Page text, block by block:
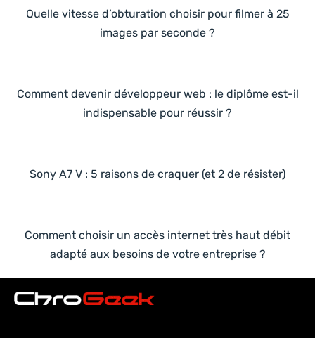
Quelle vitesse d’obturation choisir pour filmer à 25
images par seconde ?
Comment devenir développeur web : le diplôme est-il
indispensable pour réussir ?
Sony A7 V : 5 raisons de craquer (et 2 de résister)
Comment choisir un accès internet très haut débit
adapté aux besoins de votre entreprise ?